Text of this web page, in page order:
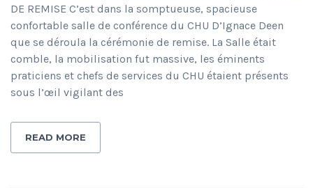
DE REMISE C’est dans la somptueuse, spacieuse
confortable salle de conférence du CHU D’Ignace Deen
que se déroula la cérémonie de remise. La Salle était
comble, la mobilisation fut massive, les éminents
praticiens et chefs de services du CHU étaient présents
sous l’œil vigilant des
READ MORE